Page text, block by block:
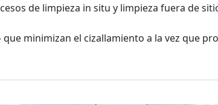
de limpieza in situ y limpieza fuera de
minimizan el cizallamiento a la vez que